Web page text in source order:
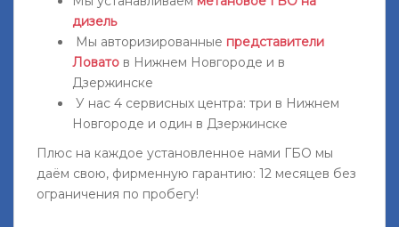
дизель
Мы авторизированные представители
Ловато в Нижнем Новгороде и в
Дзержинске
У нас 4 сервисных центра: три в Нижнем
Новгороде и один в Дзержинске
Плюс на каждое установленное нами ГБО мы
даём свою, фирменную гарантию: 12 месяцев без
ограничения по пробегу!